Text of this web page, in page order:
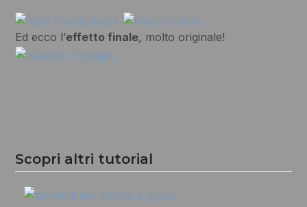
Ed ecco l’effetto finale, molto originale!
Scopri altri tutorial